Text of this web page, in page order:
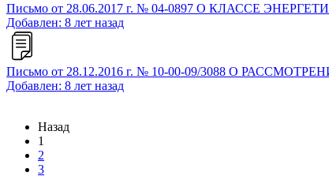
Письмо от 28.06.2017 г. № 04-0897 О КЛАССЕ
Добавлен: 8 лет назад
Письмо от 28.12.2016 г. № 10-00-09/3088 О
Добавлен: 8 лет назад
Назад
1
2
3